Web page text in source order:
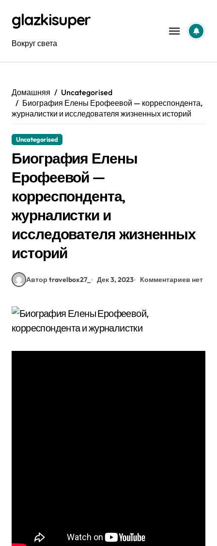
содержанию
glazkisuper
Вокруг света
Домашняя
Uncategorised
Биография Елены Ерофеевой — корреспондента,
журналистки и исследователя жизненных историй
Uncategorised
Биография Елены
Ерофеевой —
корреспондента,
журналистки и
исследователя жизненных
историй
Автор travelbox27_ Дек 3, 2023 Комментариев нет